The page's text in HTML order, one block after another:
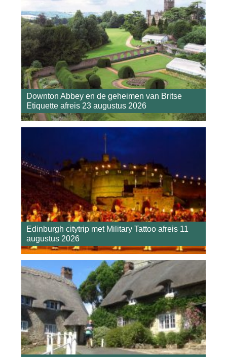
Downton Abbey en de geheimen van Britse
Etiquette afreis 23 augustus 2026
Edinburgh citytrip met Military Tattoo afreis 11
augustus 2026